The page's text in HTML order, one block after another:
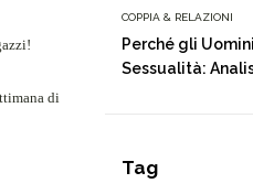
di
COPPIA & RELAZIONI
Perché gli
Sessualità:
Tag